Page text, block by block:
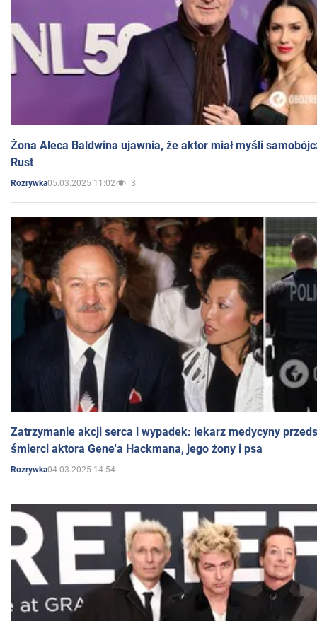
Żona Aleca Baldwina ujawnia, że aktor miał myśli
Rust
Rozrywka05.03.2025 11:02 3
Zatrzymanie akcji serca i wypadek: lekarz medycyny
śmierci aktora Gene'a Hackmana, jego żony i psa
Rozrywka04.03.2025 14:54